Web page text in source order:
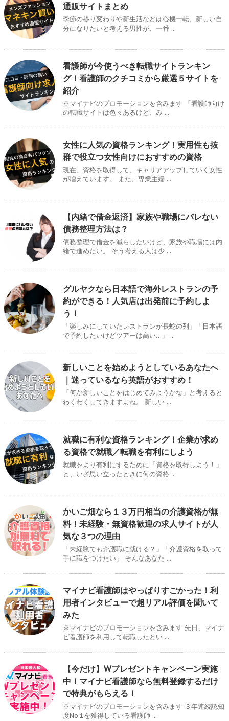
通販サイトまとめ
季節の移り変わりや新生活などは心機一転、新しい自
分になりたいと考える男性が、一番 ...
看護師が今使うべき転職サイトランキン
グ！看護師のクチコミから厳選５サイトを
紹介
※マイナビのプロモーションを含みます 「看護師向け
の転職サイトは色々あるけど、み ...
女性に人気の資格ランキング！実用性も抜
群で役立つ女性向けにおすすめの資格
現在、資格を取得して、キャリアアップしていく女性
が増えています。 また、専業主婦 ...
【内緒で借金返済】家族や職場にバレない
債務整理方法は？
債務整理で借金を減らしたいけど、家族や職場には内
緒で進めたい。 そう考える人は少 ...
グルヤクなら日本語で海外レストランの予
約ができる！人気店は出発前に予約しよ
う！
「楽しみにしていたレストランが長蛇の列」「日本語
で予約したいけどツアーは高い…」 ...
新しいことを始めようとしているあなたへ
｜迷っているなら英語がおすすめ！
「何か新しいことをはじめてみようかな」と考えると
わくわくしてきますよね。 新しい ...
就職に有利な資格ランキング！企業が求め
る資格で就職／転職を有利にしよう
就職をより有利にするために「資格を取得しよう！」
と、いざ思い立ったときに何の資格 ...
かいご畑なら１３万円相当の介護資格が無
料！未経験・無資格歓迎の求人サイトが人
気な３つの理由
「未経験でも介護職に就ける？」「介護資格を取って
手に職をつけたい」 そんなあなた ...
マイナビ看護師はやっぱりすごかった！利
用者インタビューで超リアル評価を聞いて
みた
※マイナビのプロモーションを含みます 先日、マイナ
ビ看護師を利用して転職したとい ...
【今だけ】Wプレゼントキャンペーン実施
中！マイナビ看護師なら無料登録するだけ
で特典がもらえる！
※マイナビのプロモーションを含みます ３年連続認知
度No.1を獲得している看護師 ...